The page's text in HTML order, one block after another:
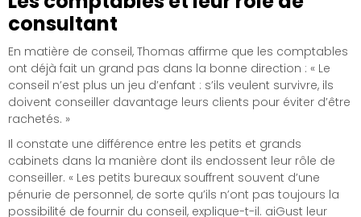
consultant
En matière de conseil, Thomas affirme que les comptables
ont déjà fait un grand pas dans la bonne direction : « Le
conseil n’est plus un jeu d’enfant : s’ils veulent survivre, ils
doivent conseiller davantage leurs clients pour éviter d’être
rachetés. »
Il constate une différence entre les petits et grands
cabinets dans la manière dont ils endossent leur rôle de
conseiller. « Les petits bureaux souffrent souvent d’une
pénurie de personnel, de sorte qu’ils n’ont pas toujours la
possibilité de fournir du conseil, explique-t-il. aiGust leur